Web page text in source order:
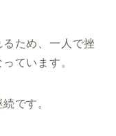
ため、一人で挫
ています。
です。